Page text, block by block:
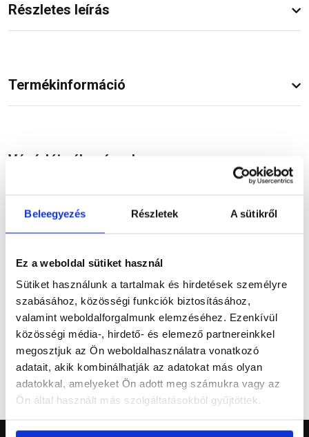
Beleegyezés Részletek A sütikről
Ez a weboldal sütiket használ
Sütiket használunk a tartalmak és hirdetések személyre
szabásához, közösségi funkciók biztosításához,
valamint weboldalforgalmunk elemzéséhez. Ezenkívül
közösségi média-, hirdető- és elemező partnereinkkel
megosztjuk az Ön weboldalhasználatra vonatkozó
adatait, akik kombinálhatják az adatokat más olyan
adatokkal, amelyeket Ön adott meg számukra vagy az
Ön által használt más szolgáltatásokból gyűjtöttek.
Részletes leírás
Termékinformáció
Vásárlói vélemények
Kérdések és válaszok
Kapcsolódó cikkek